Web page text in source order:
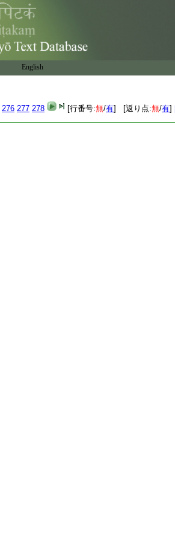
English
276 277 278 [行番号:無/有] [返り点:無/有]